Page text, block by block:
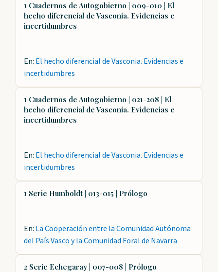
1 Cuadernos de Autogobierno | 009-010 | El
hecho diferencial de Vasconia. Evidencias e
incertidumbres
En: El hecho diferencial de Vasconia. Evidencias e
incertidumbres
1 Cuadernos de Autogobierno | 021-208 | El
hecho diferencial de Vasconia. Evidencias e
incertidumbres
En: El hecho diferencial de Vasconia. Evidencias e
incertidumbres
1 Serie Humboldt | 013-015 | Prólogo
En: La Cooperación entre la Comunidad Autónoma
del País Vasco y la Comunidad Foral de Navarra
2 Serie Echegaray | 007-008 | Prólogo